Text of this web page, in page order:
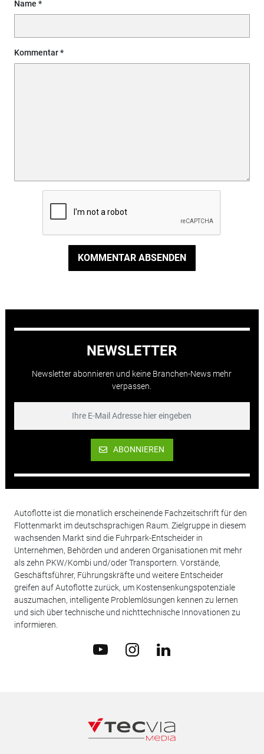
Name
Kommentar
KOMMENTAR ABSENDEN
NEWSLETTER
Newsletter abonnieren und keine Branchen-News mehr
verpassen.
ABONNIEREN
Autoflotte ist die monatlich erscheinende Fachzeitschrift für den
Flottenmarkt im deutschsprachigen Raum. Zielgruppe in diesem
wachsenden Markt sind die Fuhrpark-Entscheider in
Unternehmen, Behörden und anderen Organisationen mit mehr
als zehn PKW/Kombi und/oder Transportern. Vorstände,
Geschäftsführer, Führungskräfte und weitere Entscheider
greifen auf Autoflotte zurück, um Kostensenkungspotenziale
auszumachen, intelligente Problemlösungen kennen zu lernen
und sich über technische und nichttechnische Innovationen zu
informieren.